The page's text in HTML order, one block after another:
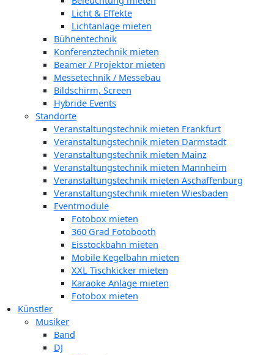
Licht & Effekte
Lichtanlage mieten
Bühnentechnik
Konferenztechnik mieten
Beamer / Projektor mieten
Messetechnik / Messebau
Bildschirm, Screen
Hybride Events
Standorte
Veranstaltungstechnik mieten Frankfurt
Veranstaltungstechnik mieten Darmstadt
Veranstaltungstechnik mieten Mainz
Veranstaltungstechnik mieten Mannheim
Veranstaltungstechnik mieten Aschaffenburg
Veranstaltungstechnik mieten Wiesbaden
Eventmodule
Fotobox mieten
360 Grad Fotobooth
Eisstockbahn mieten
Mobile Kegelbahn mieten
XXL Tischkicker mieten
Karaoke Anlage mieten
Fotobox mieten
Künstler
Musiker
Band
DJ